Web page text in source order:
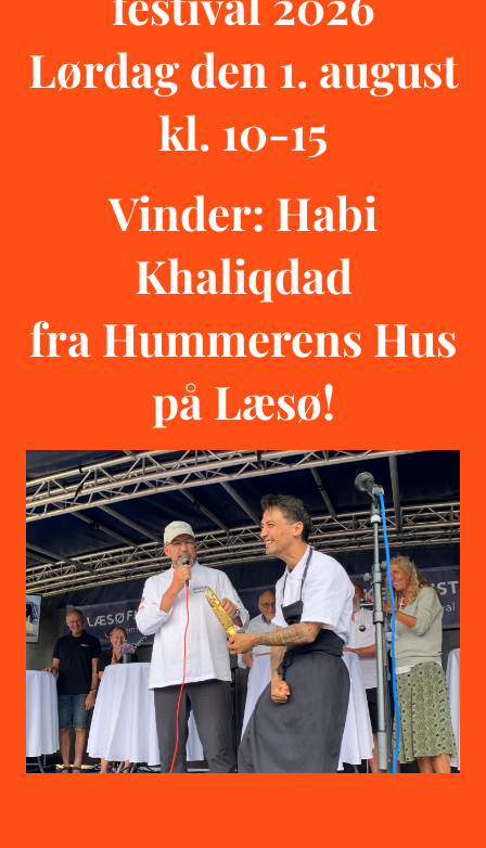
Lørdag den 1. august
kl. 10-15
Vinder: Habi
Khaliqdad
fra Hummerens Hus
på Læsø!